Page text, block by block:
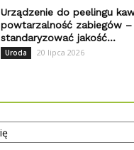
Urządzenie do peelingu
powtarzalność zabiegów –
standaryzować jakość...
Uroda 20 lipca 2026